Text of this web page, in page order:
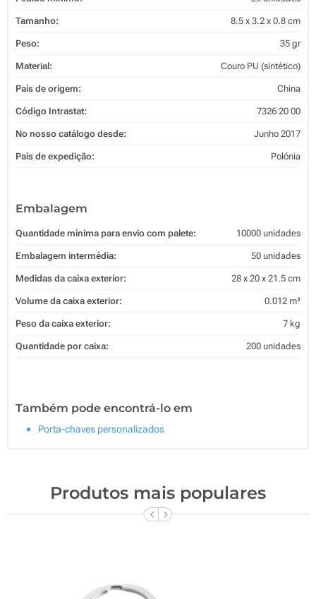
Tamanho: 8.5 x 3.2 x 0.8 cm
Peso: 35 gr
Material: Couro PU (sintético)
País de origem: China
Código Intrastat: 7326 20 00
No nosso catálogo desde: Junho 2017
País de expedição: Polónia
Embalagem
Quantidade mínima para envio com palete: 10000 unidades
Embalagem intermédia: 50 unidades
Medidas da caixa exterior: 28 x 20 x 21.5 cm
Volume da caixa exterior: 0.012 m³
Peso da caixa exterior: 7 kg
Quantidade por caixa: 200 unidades
Também pode encontrá-lo em
Porta-chaves personalizados
Produtos mais populares